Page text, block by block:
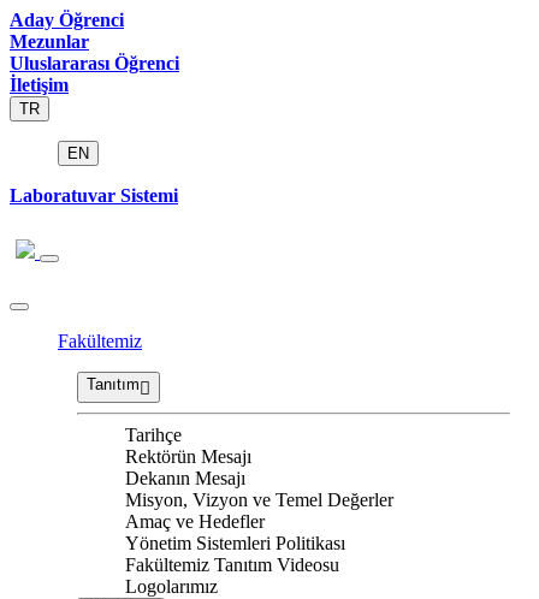
Aday Öğrenci
Mezunlar
Uluslararası Öğrenci
İletişim
TR
EN
Laboratuvar Sistemi
Fakültemiz
Tanıtım
Tarihçe
Rektörün Mesajı
Dekanın Mesajı
Misyon, Vizyon ve Temel Değerler
Amaç ve Hedefler
Yönetim Sistemleri Politikası
Fakültemiz Tanıtım Videosu
Logolarımız